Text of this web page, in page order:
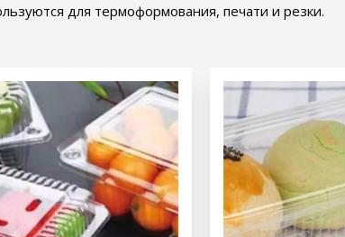
для термоформования, печати и резки.